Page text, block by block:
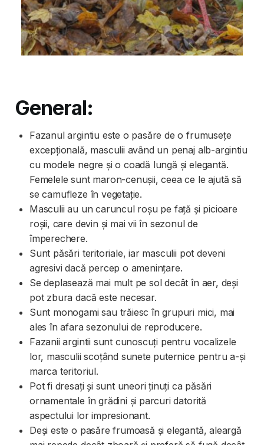
General:
Fazanul argintiu este o pasăre de o frumusețe
excepțională, masculii având un penaj alb-argintiu
cu modele negre și o coadă lungă și elegantă.
Femelele sunt maron-cenușii, ceea ce le ajută să
se camufleze în vegetație.
Masculii au un caruncul roșu pe față și picioare
roșii, care devin și mai vii în sezonul de
împerechere.
Sunt păsări teritoriale, iar masculii pot deveni
agresivi dacă percep o amenințare.
Se deplasează mai mult pe sol decât în aer, deși
pot zbura dacă este necesar.
Sunt monogami sau trăiesc în grupuri mici, mai
ales în afara sezonului de reproducere.
Fazanii argintii sunt cunoscuți pentru vocalizele
lor, masculii scoțând sunete puternice pentru a-și
marca teritoriul.
Pot fi dresați și sunt uneori ținuți ca păsări
ornamentale în grădini și parcuri datorită
aspectului lor impresionant.
Deși este o pasăre frumoasă și elegantă, aleargă